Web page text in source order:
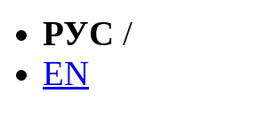
РУС /
EN